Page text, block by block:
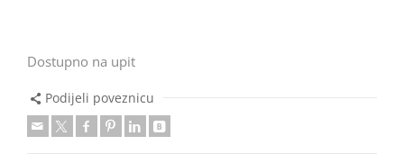
Dostupno na upit
Podijeli poveznicu